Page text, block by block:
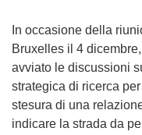
In occasione della
Bruxelles il 4
avviato le discussioni
strategica di ricerca
stesura di una
indicare la strada da